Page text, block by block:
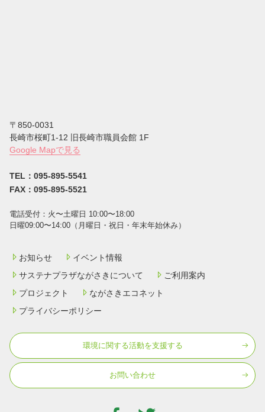
〒850-0031
⻑崎市桜町1-12 旧長崎市職員会館 1F
Google Mapで見る
TEL：095-895-5541
FAX：095-895-5521
電話受付：⽕〜⼟曜⽇ 10:00〜18:00
⽇曜09:00〜14:00（⽉曜⽇・祝⽇・年末年始休み）
お知らせ
イベント情報
サステナプラザながさきについて
ご利用案内
プロジェクト
ながさきエコネット
プライバシーポリシー
環境に関する活動を⽀援する
お問い合わせ